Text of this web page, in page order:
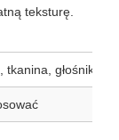
teksturę.
głośnik